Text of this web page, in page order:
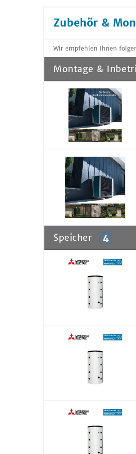
Zubehör &
Wir empfehlen Ihnen
Montage &
Speicher 4